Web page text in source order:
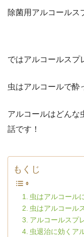
除菌用アルコールス
ではアルコールスプ
虫はアルコールで酔
アルコールはどんな
話です！
もくじ
虫はアルコール
虫はアルコール
アルコールスプ
虫退治に効くア